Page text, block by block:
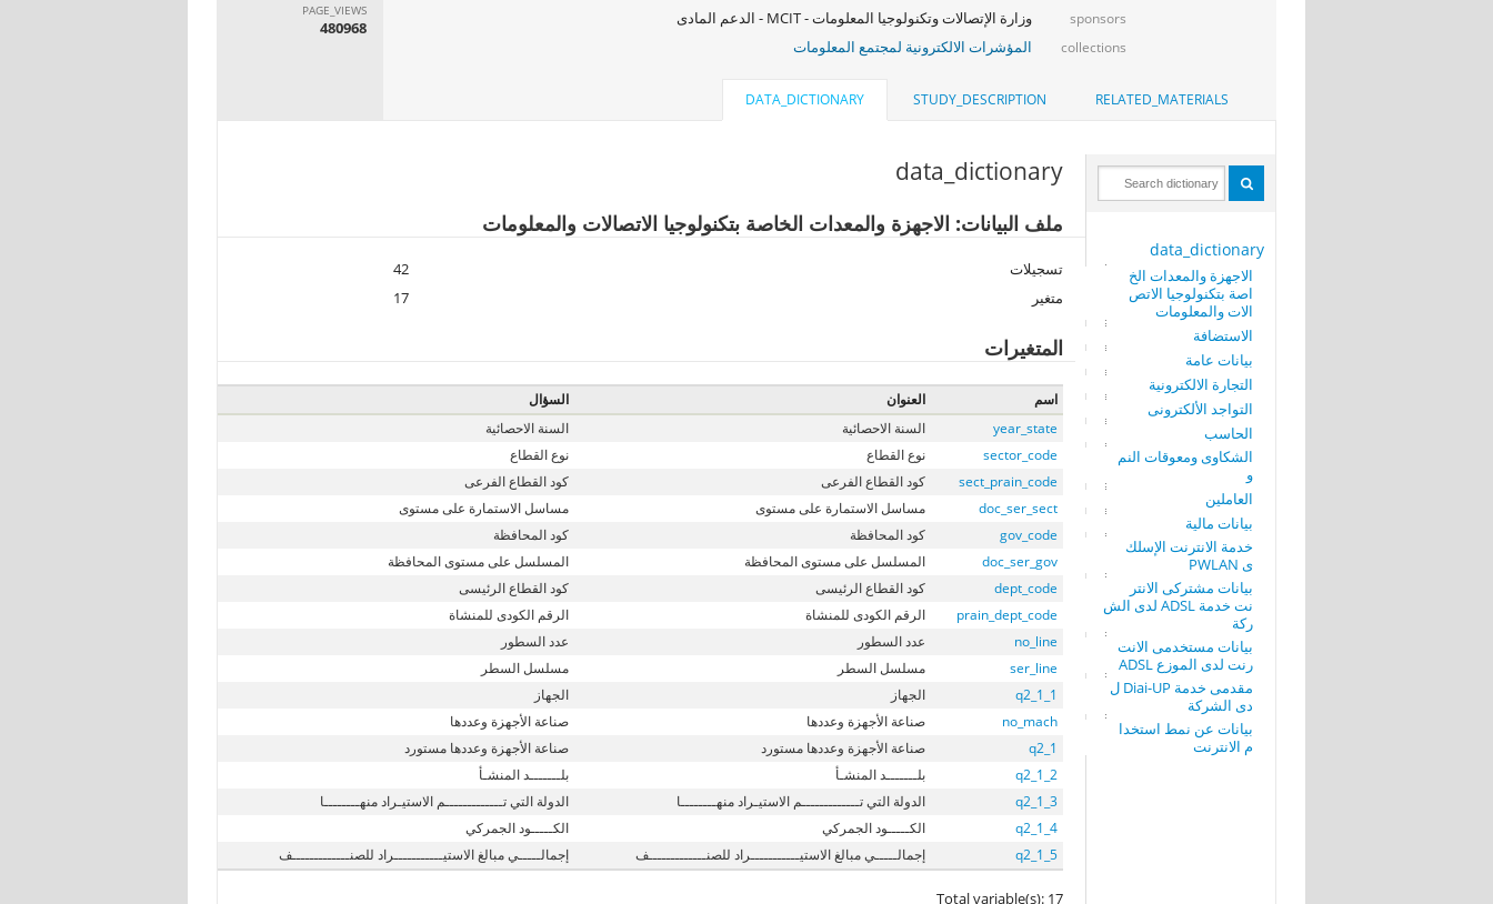
sponsors وزارة الإتصالات وتكنولوجيا المعلومات - MCIT - الدعم المادى
collections المؤشرات الالكترونية لمجتمع المعلومات
PAGE_VIEWS
480968
RELATED_MATERIALS
STUDY_DESCRIPTION
DATA_DICTIONARY
data_dictionary
الاجهزة والمعدات الخ
اصة بتكنولوجيا الاتص
الات والمعلومات
الاستضافة
بيانات عامة
التجارة الالكترونية
التواجد الألكترونى
الحاسب
الشكاوى ومعوقات النم
و
العاملين
بيانات مالية
خدمة الانترنت الإسلك
ى PWLAN
بيانات مشتركى الانتر
نت خدمة ADSL لدى الش
ركة
بيانات مستخدمى الانت
رنت لدى الموزع ADSL
مقدمى خدمة Diai-UP ل
دى الشركة
بيانات عن نمط استخدا
م الانترنت
data_dictionary
ملف البيانات: الاجهزة والمعدات الخاصة بتكنولوجيا الاتصالات والمعلومات
تسجيلات
42
متغير
17
المتغيرات
اسم العنوان
السؤال
year_state
السنة الاحصائية
السنة الاحصائية
sector_code
نوع القطاع
نوع القطاع
sect_prain_code
كود القطاع الفرعى
كود القطاع الفرعى
doc_ser_sect
مساسل الاستمارة على مستوى
مساسل الاستمارة على مستوى
gov_code
كود المحافظة
كود المحافظة
doc_ser_gov
المسلسل على مستوى المحافظة
المسلسل على مستوى المحافظة
dept_code
كود القطاع الرئيسى
كود القطاع الرئيسى
prain_dept_code
الرقم الكودى للمنشاة
الرقم الكودى للمنشاة
no_line
عدد السطور
عدد السطور
ser_line
مسلسل السطر
مسلسل السطر
q2_1_1
الجهاز
الجهاز
no_mach
صناعة الأجهزة وعددها
صناعة الأجهزة وعددها
q2_1
صناعة الأجهزة وعددها مستورد
صناعة الأجهزة وعددها مستورد
q2_1_2
بلـــــــد المنشـأ
بلـــــــد المنشـأ
q2_1_3
الدولة التي تـــــــــــــم الاستيـراد منهــــــــا
الدولة التي تـــــــــــــم الاستيـراد منهــــــــا
q2_1_4
الكـــــود الجمركي
الكـــــود الجمركي
q2_1_5
إجمالـــــي مبالغ الاستيـــــــــــراد للصنـــــــــــــف إجمالـــــي مبالغ الاستيـــــــــــراد للصنـــــــــــــف
Total variable(s): 17